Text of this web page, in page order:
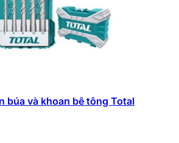
búa và khoan bê tông Total